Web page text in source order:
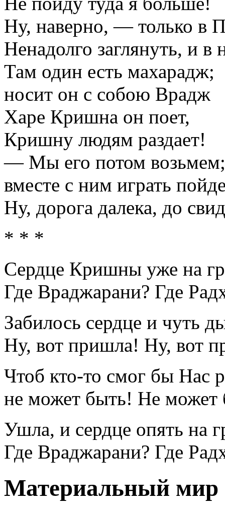
Ну, наверно, — только в
Ненадолго заглянуть, и в
Там один есть махарадж;
носит он с собою Врадж
Харе Кришна он поет,
Кришну людям раздает!
— Мы его потом возьмем;
вместе с ним играть
Ну, дорога далека, до
* * *
Сердце Кришны уже на
Где Враджарани? Где
Забилось сердце и чуть
Ну, вот пришла! Ну, вот
Чтоб кто-то смог бы Нас
не может быть! Не может
Ушла, и сердце опять на
Где Враджарани? Где
Материальный мир